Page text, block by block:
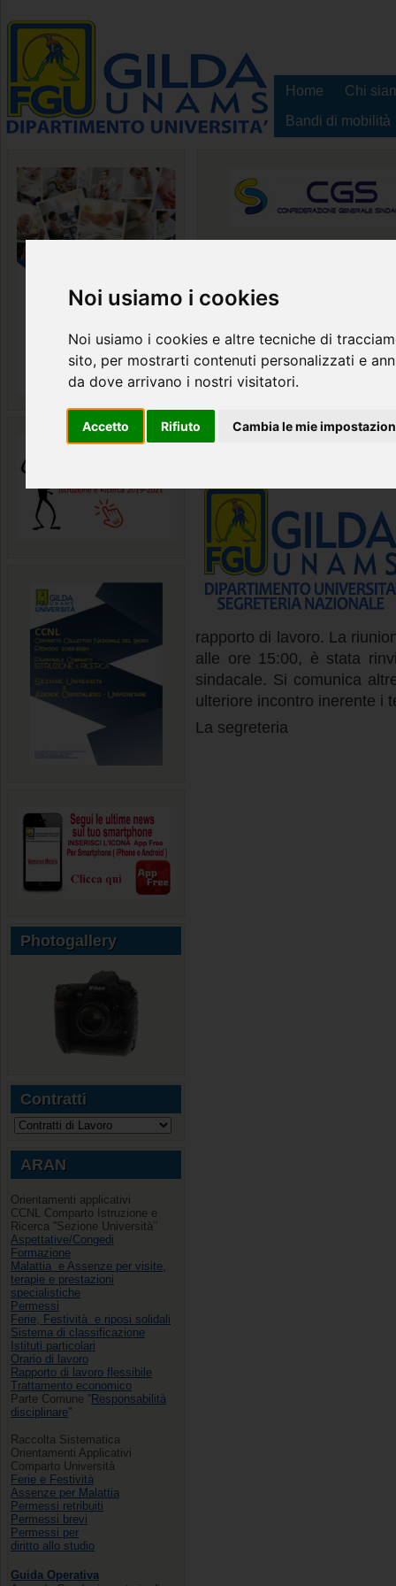
Noi usiamo i cookies
Noi usiamo i cookies e altre tecniche di
sito, per mostrarti contenuti personalizzati e
da dove arrivano i nostri visitatori.
Accetto Rifiuto Cambia le mie
Home
Chi
Bandi di mobilità
Photogallery
Contratti
ARAN
Orientamenti applicativi
CCNL Comparto Istruzione e
Ricerca ''Sezione Università’’
Aspettative/Congedi
Formazione
Malattia e Assenze per visite,
terapie e prestazioni
specialistiche
Permessi
Ferie, Festività e riposi solidali
Sistema di classificazione
Istituti particolari
Orario di lavoro
Rapporto di lavoro flessibile
Trattamento economico
Parte Comune ''Responsabilità
disciplinare''
Raccolta Sistematica
Orientamenti Applicativi
Comparto Università
Ferie e Festività
Assenze per Malattia
Permessi retribuiti
Permessi brevi
Permessi per
diritto allo studio
Guida Operativa
ARAN con le
relazioni
prosecuzione
personale
triennio 2025 –
Giovedì 09 Aprile
rapporto di lavoro. La
alle ore 15:00, è stata
sindacale. Si comunica
ulteriore incontro inerente i
La segreteria